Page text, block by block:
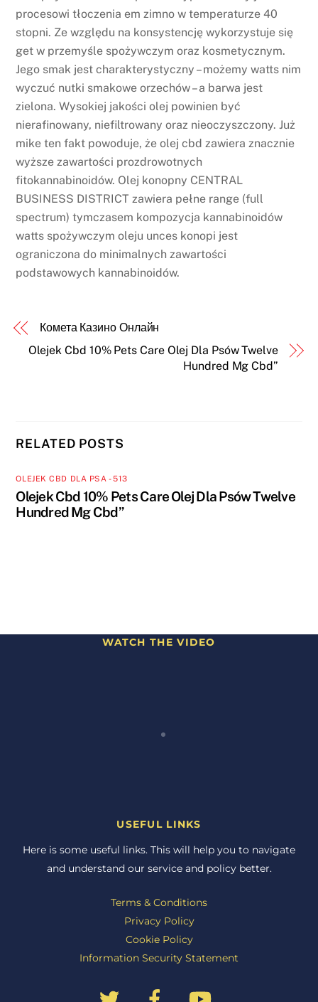
procesowi tłoczenia em zimno w temperaturze 40
stopni. Ze względu na konsystencję wykorzystuje się
get w przemyśle spożywczym oraz kosmetycznym.
Jego smak jest charakterystyczny – możemy watts nim
wyczuć nutki smakowe orzechów – a barwa jest
zielona. Wysokiej jakości olej powinien być
nierafinowany, niefiltrowany oraz nieoczyszczony. Już
mike ten fakt powoduje, że olej cbd zawiera znacznie
wyższe zawartości prozdrowotnych
fitokannabinoidów. Olej konopny CENTRAL
BUSINESS DISTRICT zawiera pełne range (full
spectrum) tymczasem kompozycja kannabinoidów
watts spożywczym oleju unces konopi jest
ograniczona do minimalnych zawartości
podstawowych kannabinoidów.
Комета Казино Онлайн
Olejek Cbd 10% Pets Care Olej Dla Psów Twelve
Hundred Mg Cbd”
RELATED POSTS
OLEJEK CBD DLA PSA - 513
Olejek Cbd 10% Pets Care Olej Dla Psów Twelve
Hundred Mg Cbd”
WATCH THE VIDEO
USEFUL LINKS
Here is some useful links. This will help you to navigate
and understand our service and policy better.
Terms & Conditions
Privacy Policy
Cookie Policy
Information Security Statement